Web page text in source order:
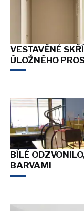
VESTAVĚNÉ
ÚLOŽNÉHO
BÍLÉ
BARVAMI